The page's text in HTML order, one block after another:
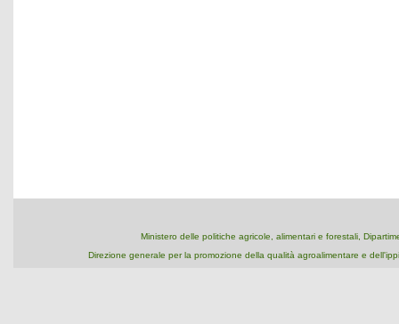
Ministero delle politiche agricole, alimentari e forestali,
Direzione generale per la promozione della qualità agroalimentare e